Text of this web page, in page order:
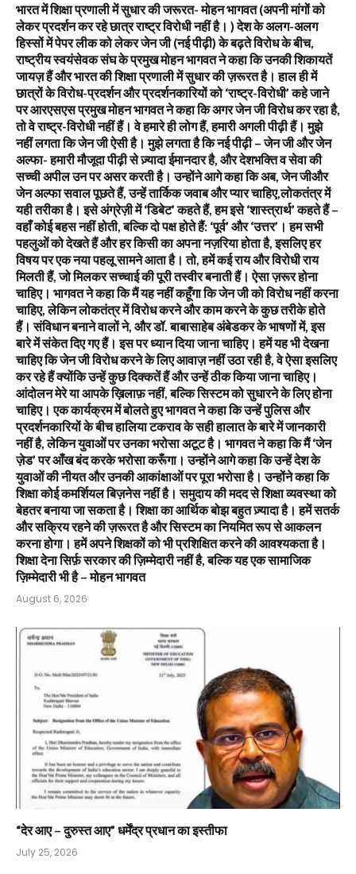
भारत में शिक्षा प्रणाली में सुधार की जरूरत- मोहन भागवत (अपनी मांगों को
लेकर प्रदर्शन कर रहे छात्र राष्ट्र विरोधी नहीं है। ) देश के अलग-अलग
हिस्सों में पेपर लीक को लेकर जेन जी (नई पीढ़ी) के बढ़ते विरोध के बीच,
राष्ट्रीय स्वयंसेवक संघ के प्रमुख मोहन भागवत ने कहा कि उनकी शिकायतें
जायज़ हैं और भारत की शिक्षा प्रणाली में सुधार की ज़रूरत है। हाल ही में
छात्रों के विरोध-प्रदर्शन और प्रदर्शनकारियों को ‘राष्ट्र-विरोधी’ कहे जाने
पर आरएसएस प्रमुख मोहन भागवत ने कहा कि अगर जेन जी विरोध कर रहा है,
तो वे राष्ट्र-विरोधी नहीं हैं। वे हमारे ही लोग हैं, हमारी अगली पीढ़ी हैं। मुझे
नहीं लगता कि जेन जी ऐसी है। मुझे लगता है कि नई पीढ़ी – जेन जी और जेन
अल्फा- हमारी मौजूदा पीढ़ी से ज़्यादा ईमानदार है, और देशभक्ति व सेवा की
सच्ची अपील उन पर असर करती है। उन्होंने आगे कहा कि अब, जेन जीऔर
जेन अल्फा सवाल पूछते हैं, उन्हें तार्किक जवाब और प्यार चाहिए,लोकतंत्र में
यही तरीका है। इसे अंग्रेज़ी में ‘डिबेट’ कहते हैं, हम इसे ‘शास्त्रार्थ’ कहते हैं –
वहाँ कोई बहस नहीं होती, बल्कि दो पक्ष होते हैं: ‘पूर्व’ और ‘उत्तर’। हम सभी
पहलुओं को देखते हैं और हर किसी का अपना नज़रिया होता है, इसलिए हर
विषय पर एक नया पहलू सामने आता है। तो, हमें कई राय और विरोधी राय
मिलती हैं, जो मिलकर सच्चाई की पूरी तस्वीर बनाती हैं। ऐसा ज़रूर होना
चाहिए। भागवत ने कहा कि मैं यह नहीं कहूँगा कि जेन जी को विरोध नहीं करना
चाहिए, लेकिन लोकतंत्र में विरोध करने और काम करने के कुछ तरीके होते
हैं। संविधान बनाने वालों ने, और डॉ. बाबासाहेब अंबेडकर के भाषणों में, इस
बारे में संकेत दिए गए हैं। इस पर ध्यान दिया जाना चाहिए। हमें यह भी देखना
चाहिए कि जेन जी विरोध करने के लिए आवाज़ नहीं उठा रही है, वे ऐसा इसलिए
कर रहे हैं क्योंकि उन्हें कुछ दिक्कतें हैं और उन्हें ठीक किया जाना चाहिए।
आंदोलन मेरे या आपके ख़िलाफ़ नहीं, बल्कि सिस्टम को सुधारने के लिए होना
चाहिए। एक कार्यक्रम में बोलते हुए भागवत ने कहा कि उन्हें पुलिस और
प्रदर्शनकारियों के बीच हालिया टकराव के सही हालात के बारे में जानकारी
नहीं है, लेकिन युवाओं पर उनका भरोसा अटूट है। भागवत ने कहा कि मैं ‘जेन
ज़ेड’ पर आँख बंद करके भरोसा करूँगा। उन्होंने आगे कहा कि उन्हें देश के
युवाओं की नीयत और उनकी आकांक्षाओं पर पूरा भरोसा है। उन्होंने कहा कि
शिक्षा कोई कमर्शियल बिज़नेस नहीं है। समुदाय की मदद से शिक्षा व्यवस्था को
बेहतर बनाया जा सकता है। शिक्षा का आर्थिक बोझ बहुत ज़्यादा है। हमें सतर्क
और सक्रिय रहने की ज़रूरत है और सिस्टम का नियमित रूप से आकलन
करना होगा। हमें अपने शिक्षकों को भी प्रशिक्षित करने की आवश्यकता है।
शिक्षा देना सिर्फ़ सरकार की ज़िम्मेदारी नहीं है, बल्कि यह एक सामाजिक
ज़िम्मेदारी भी है – मोहन भागवत
August 6, 2026
“देर आए – दुरुस्त आए” धर्मेंद्र प्रधान का इस्तीफा
July 25, 2026